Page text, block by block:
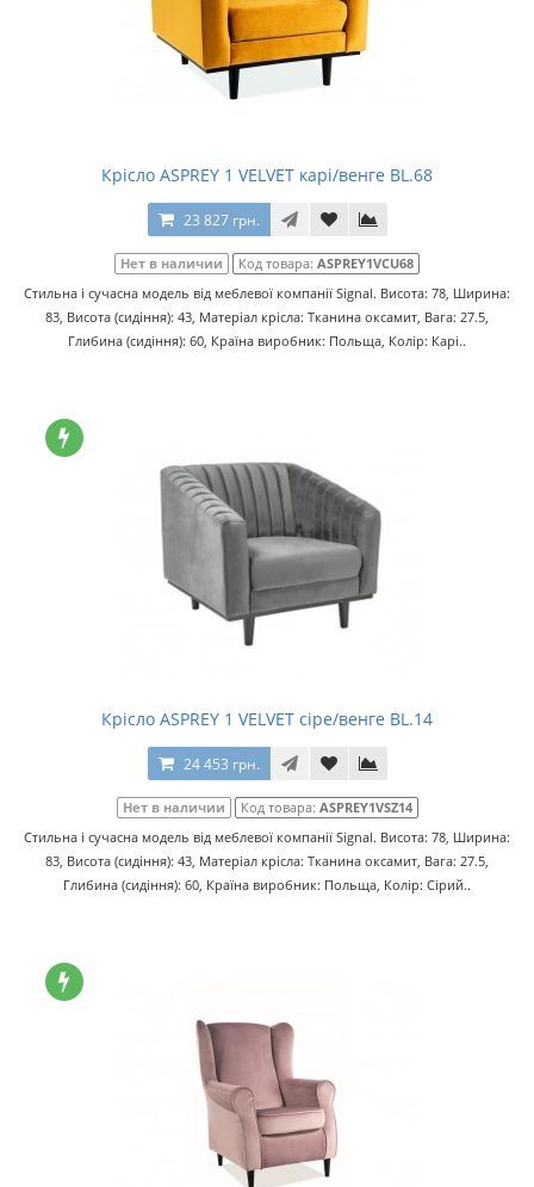
Крісло ASPREY 1 VELVET карі/венге BL.68
23 827 грн.
Нет в наличии Код товара: ASPREY1VCU68
Стильна і сучасна модель від меблевої компанії Signal. Висота: 78, Ширина:
83, Висота (сидіння): 43, Матеріал крісла: Тканина оксамит, Вага: 27.5,
Глибина (сидіння): 60, Країна виробник: Польща, Колір: Карі..
Крісло ASPREY 1 VELVET сіре/венге BL.14
24 453 грн.
Нет в наличии Код товара: ASPREY1VSZ14
Стильна і сучасна модель від меблевої компанії Signal. Висота: 78, Ширина:
83, Висота (сидіння): 43, Матеріал крісла: Тканина оксамит, Вага: 27.5,
Глибина (сидіння): 60, Країна виробник: Польща, Колір: Сірий..